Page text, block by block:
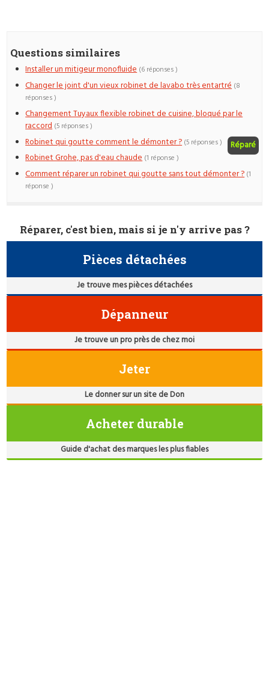
Questions similaires
Installer un mitigeur monofluide (6 réponses )
Changer le joint d'un vieux robinet de lavabo très entartré (8
réponses )
Changement Tuyaux flexible robinet de cuisine, bloqué par le
raccord (5 réponses )
Robinet qui goutte comment le démonter ? Réparé
(5 réponses )
Robinet Grohe, pas d'eau chaude (1 réponse )
Comment réparer un robinet qui goutte sans tout démonter ? (1
réponse )
Réparer, c'est bien, mais si je n'y arrive pas ?
Pièces détachées
Je trouve mes pièces détachées
Dépanneur
Je trouve un pro près de chez moi
Jeter
Le donner sur un site de Don
Acheter durable
Guide d'achat des marques les plus fiables